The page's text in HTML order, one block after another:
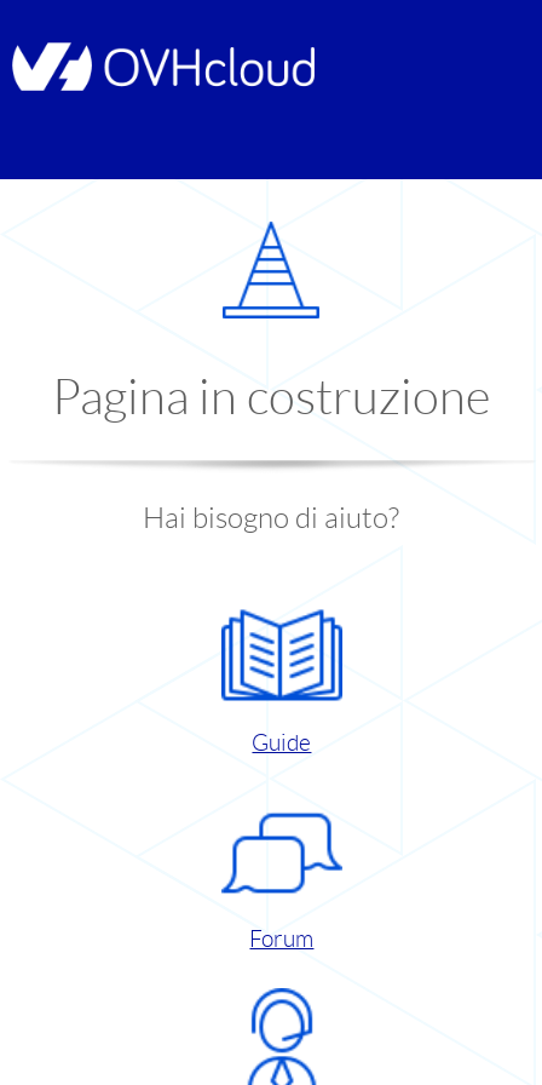
Pagina in costruzione
Hai bisogno di aiuto?
Guide
Forum